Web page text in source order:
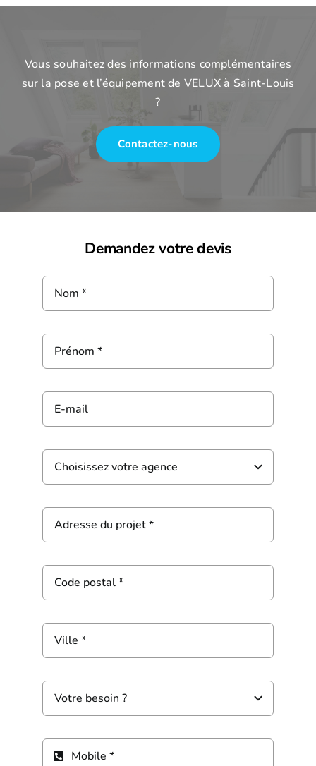
Vous souhaitez des informations complémentaires
sur la pose et l’équipement de VELUX à Saint-Louis
?
Contactez-nous
Demandez votre devis